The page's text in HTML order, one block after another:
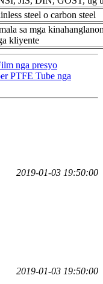
steel o carbon steel
sa mga
kliyente
nga presyo
PTFE Tube nga
2019-01-03 19:50:00
2019-01-03 19:50:00